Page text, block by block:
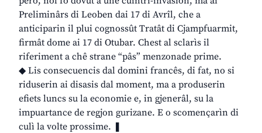
Preliminârs di Leoben dai 17 di Avrîl, che a
anticiparin il plui cognossût Tratât di Cjampfuarmit,
firmât dome ai 17 di Otubar. Chest al sclarìs il
riferiment a chê strane “pâs” menzonade prime.
◆ Lis consecuencis dal domini francês, di fat, no si
riduserin ai disasis dal moment, ma a produserin
efiets luncs su la economie e, in gjenerâl, su la
impuartance de regjon gurizane. E o scomençarìn di
culì la volte prossime. ❚